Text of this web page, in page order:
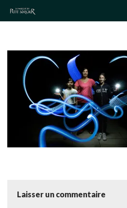
contenu
Laisser un commentaire